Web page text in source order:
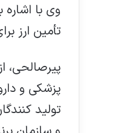
وی با
تأمین ارز
پیرصالحی،
پزشکی و
تولید